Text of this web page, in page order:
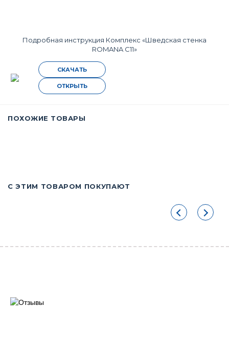
Комплекс «Шведская стенка
ROMANA С11»
ОТКРЫТЬ
СКАЧАТЬ
ПОХОЖИЕ ТОВАРЫ
С ЭТИМ ТОВАРОМ ПОКУПАЮТ